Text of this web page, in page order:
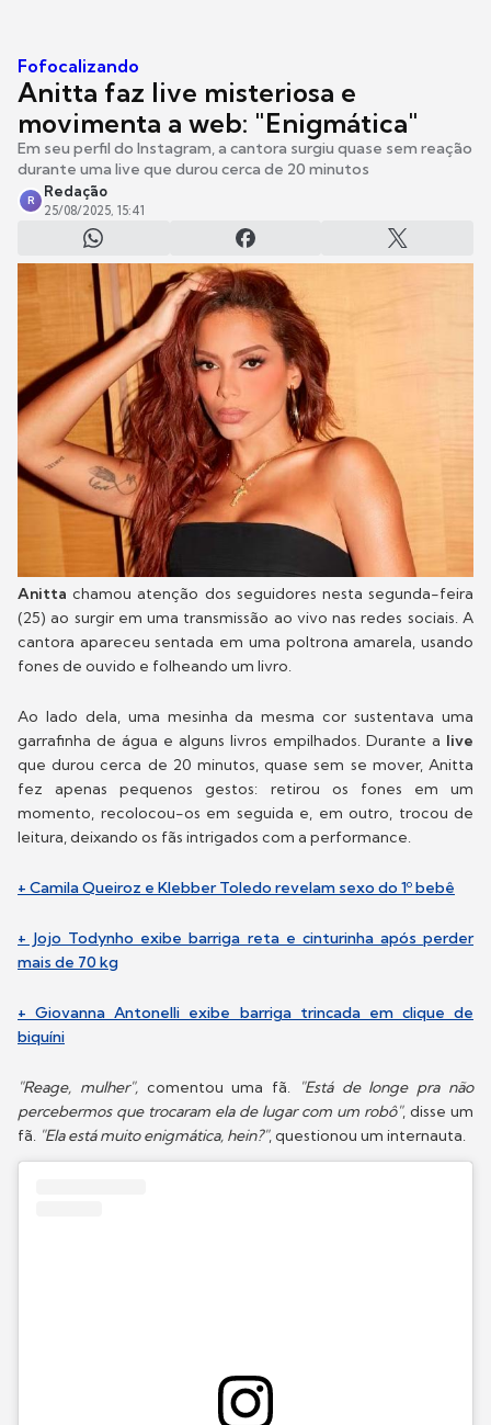
Fofocalizando
Anitta faz live misteriosa e
movimenta a web: "Enigmática"
Em seu perfil do Instagram, a cantora surgiu quase sem reação
durante uma live que durou cerca de 20 minutos
R
Redação
25/08/2025, 15:41
Anittachamou atenção dos seguidores nesta segunda-feira
(25) ao surgir em uma transmissão ao vivo nas redes sociais. A
cantora apareceu sentada em uma poltrona amarela, usando
fones de ouvido e folheando um livro.
Ao lado dela, uma mesinha da mesma cor sustentava uma
garrafinha de água e alguns livros empilhados. Durante a live
que durou cerca de 20 minutos, quase sem se mover, Anitta
fez apenas pequenos gestos: retirou os fones em um
momento, recolocou-os em seguida e, em outro, trocou de
leitura, deixando os fãs intrigados com a performance.
+ Camila Queiroz e Klebber Toledo revelam sexo do 1º bebê
+ Jojo Todynho exibe barriga reta e cinturinha após perder
mais de 70 kg
+ Giovanna Antonelli exibe barriga trincada em clique de
biquíni
"Reage, mulher",comentou uma fã.
"Está de longe pra não
percebermos que trocaram ela de lugar com um robô", disse um
fã. "Ela está muito enigmática, hein?", questionou um internauta.